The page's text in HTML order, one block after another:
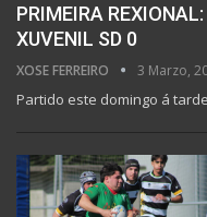
PRIMEIRA
XUVENIL SD 0
XOSE FERREIRO 3 Marzo,
Partido este domingo á